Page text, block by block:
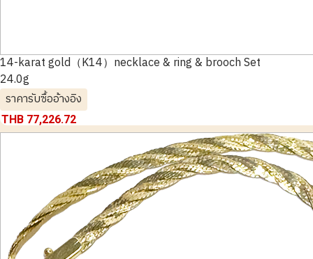
14-karat gold（K14）necklace & ring & brooch Set
24.0g
ราคารับซื้ออ้างอิง
THB 77,226.72